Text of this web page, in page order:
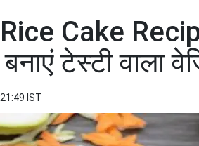
Cake
टेस्टी वाला
IST